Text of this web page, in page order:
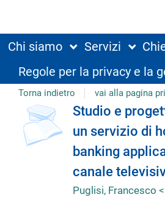
Chi siamo Servizi
Regole per la privacy e la
Torna indietro vai alla pagina
Dettaglio
del
documento
copertina
Studio e
un servizio di
banking
canale
Puglisi, Francesco